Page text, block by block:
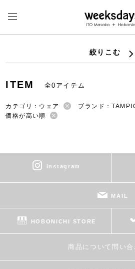
絞りこむ
ITEM 全0アイテム
カテゴリ：ウェア ブランド：
価格が高い順
instagram
MAIL
HOBONICHI STORE
商品について問い合